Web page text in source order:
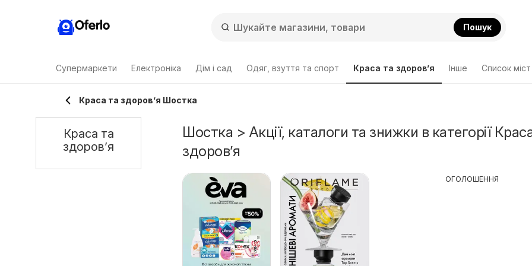
Oferlo Пошук
Супермаркети Електроніка Дім і сад Одяг, взуття та спорт Краса та здоров’я Інше Cписок міст
Краса та здоров’я Шостка
Шостка > Акції, каталоги та знижки в категорії
здоров’я
ОГОЛОШЕННЯ
Краса та
здоров’я